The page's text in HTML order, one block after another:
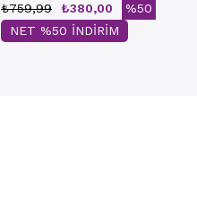
₺380,00
₺759,99
%50
NET %50 İNDİRİM